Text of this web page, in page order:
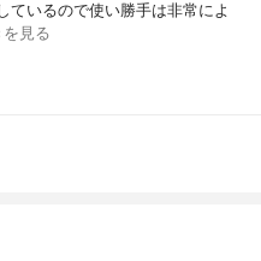
ているので使い勝手は非常によ
見る